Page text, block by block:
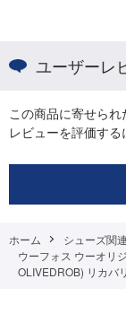
ユーザーレ
この商品に寄せられ
レビューを評価する
ホーム シューズ関
ウーフォス ウーオリ
OLIVEDROB) リカバ